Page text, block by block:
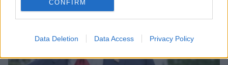
CONFIRM
Data Deletion Data Access Privacy Policy